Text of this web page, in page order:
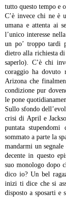
tutto questo tempo e
C’è invece chi ne è
umana e attenta ai
l’unico interesse
un po’ troppo tardi
dietro alla richiesta
saperlo). C’è chi
coraggio ha dovuto
Arizona che
condizione pur
le pone
Sullo sfondo
crisi di April e
puntata
sommato a parte la
mandarmi un segnale
decente in questo
suo monologo dopo
dico io? Un bel
inizi ti dice che si
disposto a sposarti e